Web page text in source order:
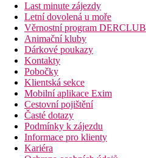
Last minute zájezdy
Letní dovolená u moře
Věrnostní program DERCLUB
Animační kluby
Dárkové poukazy
Kontakty
Pobočky
Klientská sekce
Mobilní aplikace Exim
Cestovní pojištění
Časté dotazy
Podmínky k zájezdu
Informace pro klienty
Kariéra